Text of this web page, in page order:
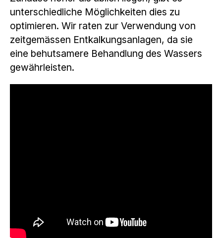
unterschiedliche Möglichkeiten dies zu
optimieren. Wir raten zur Verwendung von
zeitgemässen Entkalkungsanlagen, da sie
eine behutsamere Behandlung des Wassers
gewährleisten.